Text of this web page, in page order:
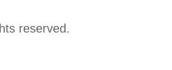
reserved.